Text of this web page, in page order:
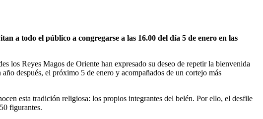
a todo el público a congregarse a las 16.00 del día 5 de enero en las
los Reyes Magos de Oriente han expresado su deseo de repetir la bienvenida
después, el próximo 5 de enero y acompañados de un cortejo más
esta tradición religiosa: los propios integrantes del belén. Por ello, el desfile
figurantes.